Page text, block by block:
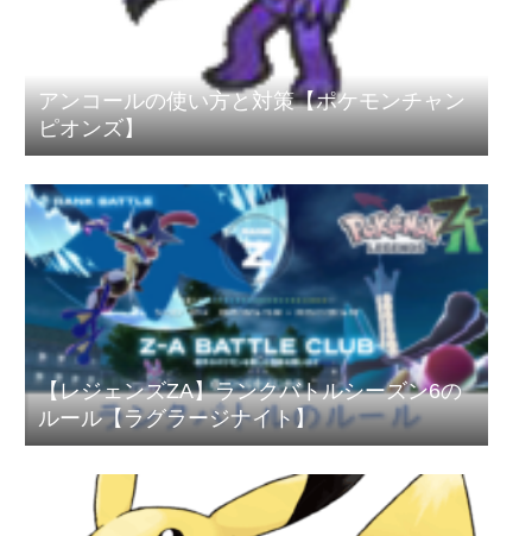
アンコールの使い方と対策【ポケモンチャン
ピオンズ】
【レジェンズZA】ランクバトルシーズン6の
ルール【ラグラージナイト】